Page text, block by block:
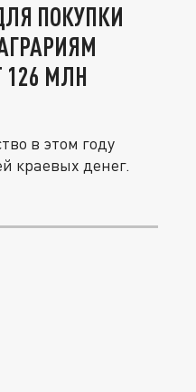
ПОКУПКИ
МЛН
в этом году
краевых денег.